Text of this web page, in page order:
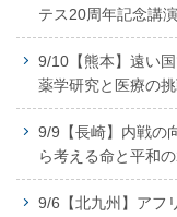
テス20周年記念講
9/10【熊本】遠い
薬学研究と医療の
9/9【長崎】内戦の
ら考える命と平和
9/6【北九州】アフ